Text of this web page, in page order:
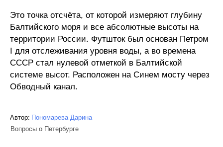
Это точка отсчёта, от которой измеряют глубину
Балтийского моря и все абсолютные высоты на
территории России. Футшток был основан Петром
I для отслеживания уровня воды, а во времена
СССР стал нулевой отметкой в Балтийской
системе высот. Расположен на Синем мосту через
Обводный канал.
Автор: Пономарева Дарина
Вопросы о Петербурге